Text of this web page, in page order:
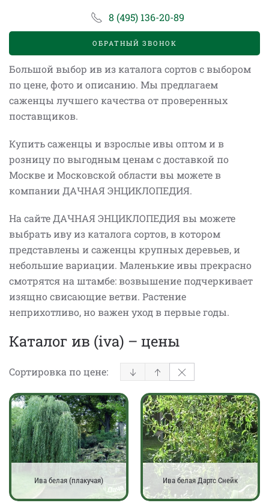
8 (495) 136-20-89
ОБРАТНЫЙ ЗВОНОК
Большой выбор ив из каталога сортов с выбором
по цене, фото и описанию. Мы предлагаем
саженцы лучшего качества от проверенных
поставщиков.
Купить саженцы и взрослые ивы оптом и в
розницу по выгодным ценам с доставкой по
Москве и Московской области вы можете в
компании ДАЧНАЯ ЭНЦИКЛОПЕДИЯ.
На сайте ДАЧНАЯ ЭНЦИКЛОПЕДИЯ вы можете
выбрать иву из каталога сортов, в котором
представлены и саженцы крупных деревьев, и
небольшие вариации. Маленькие ивы прекрасно
смотрятся на штамбе: возвышение подчеркивает
изящно свисающие ветви. Растение
неприхотливо, но важен уход в первые годы.
Каталог ив (iva) – цены
Сортировка по цене:
Ива белая (плакучая) Ива белая Дартс Снейк